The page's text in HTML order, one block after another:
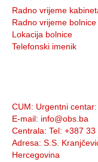
Radno vrijeme
Radno vrijeme
Lokacija bolnice
Telefonski imenik
CUM: Urgentni
E-mail: info@obs.ba
Centrala: Tel: +387
Adresa: S.S.
Hercegovina